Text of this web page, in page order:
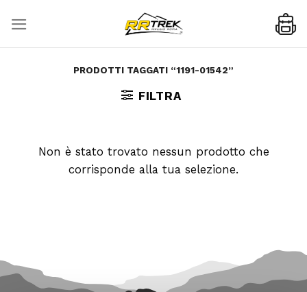
content
PRODOTTI TAGGATI “1191-01542”
FILTRA
Non è stato trovato nessun prodotto che
corrisponde alla tua selezione.